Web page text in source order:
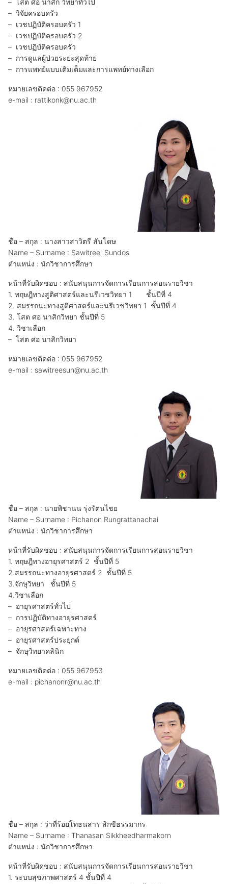
– วิจัยครอบครัว
– เวชปฏิบัติครอบครัว 1
– เวชปฏิบัติครอบครัว 2
– เวชปฏิบัติครอบครัว
– การดูแลผู้ป่วยระยะสุดท้าย
– การแพทย์แบบเติมเต็มและการแพทย์ทางเลือก
หมายเลขติดต่อ : 055 967952
e-mail : rattikonk@nu.ac.th
ชื่อ – สกุล : นางสาวสาวิตรี สันโดษ
Name – Surname : Sawitree Sundos
ตำแหน่ง : นักวิชาการศึกษา
หน้าที่รับผิดชอบ : สนับสนุนการจัดการเรียนการสอนรายวิชา
1. ทฤษฎีทางสูติศาสตร์และนรีเวชวิทยา 1 ชั้นปีที่ 4
2. สมรรถนะทางสูติศาสตร์และนรีเวชวิทยา 1 ชั้นปีที่ 4
3. โสต ศอ นาสิกวิทยา ชั้นปีที่ 5
4. วิชาเลือก
– โสต ศอ นาสิกวิทยา
หมายเลขติดต่อ : 055 967952
e-mail : sawitreesun@nu.ac.th
ชื่อ – สกุล : นายพิชานน รุ่งรัตนไชย
Name – Surname : Pichanon Rungrattanachai
ตำแหน่ง : นักวิชาการศึกษา
หน้าที่รับผิดชอบ : สนับสนุนการจัดการเรียนการสอนรายวิชา
1. ทฤษฎีทางอายุรศาสตร์ 2 ชั้นปีที่ 5
2.สมรรถนะทางอายุรศาสตร์ 2 ชั้นปีที่ 5
3.จักษุวิทยา ชั้นปีที่ 5
4.วิชาเลือก
– อายุรศาสตร์ทั่วไป
– การปฏิบัติทางอายุรศาสตร์
– อายุรศาสตร์เฉพาะทาง
– อายุรศาสตร์ประยุกต์
– จักษุวิทยาคลินิก
หมายเลขติดต่อ : 055 967953
e-mail : pichanonr@nu.ac.th
ชื่อ – สกุล : ว่าที่ร้อยโทธนสาร สิกขีธรรมากร
Name – Surname : Thanasan Sikkheedharmakorn
ตำแหน่ง : นักวิชาการศึกษา
หน้าที่รับผิดชอบ : สนับสนุนการจัดการเรียนการสอนรายวิชา
1. ระบบสุขภาพศาสตร์ 4 ชั้นปีที่ 4